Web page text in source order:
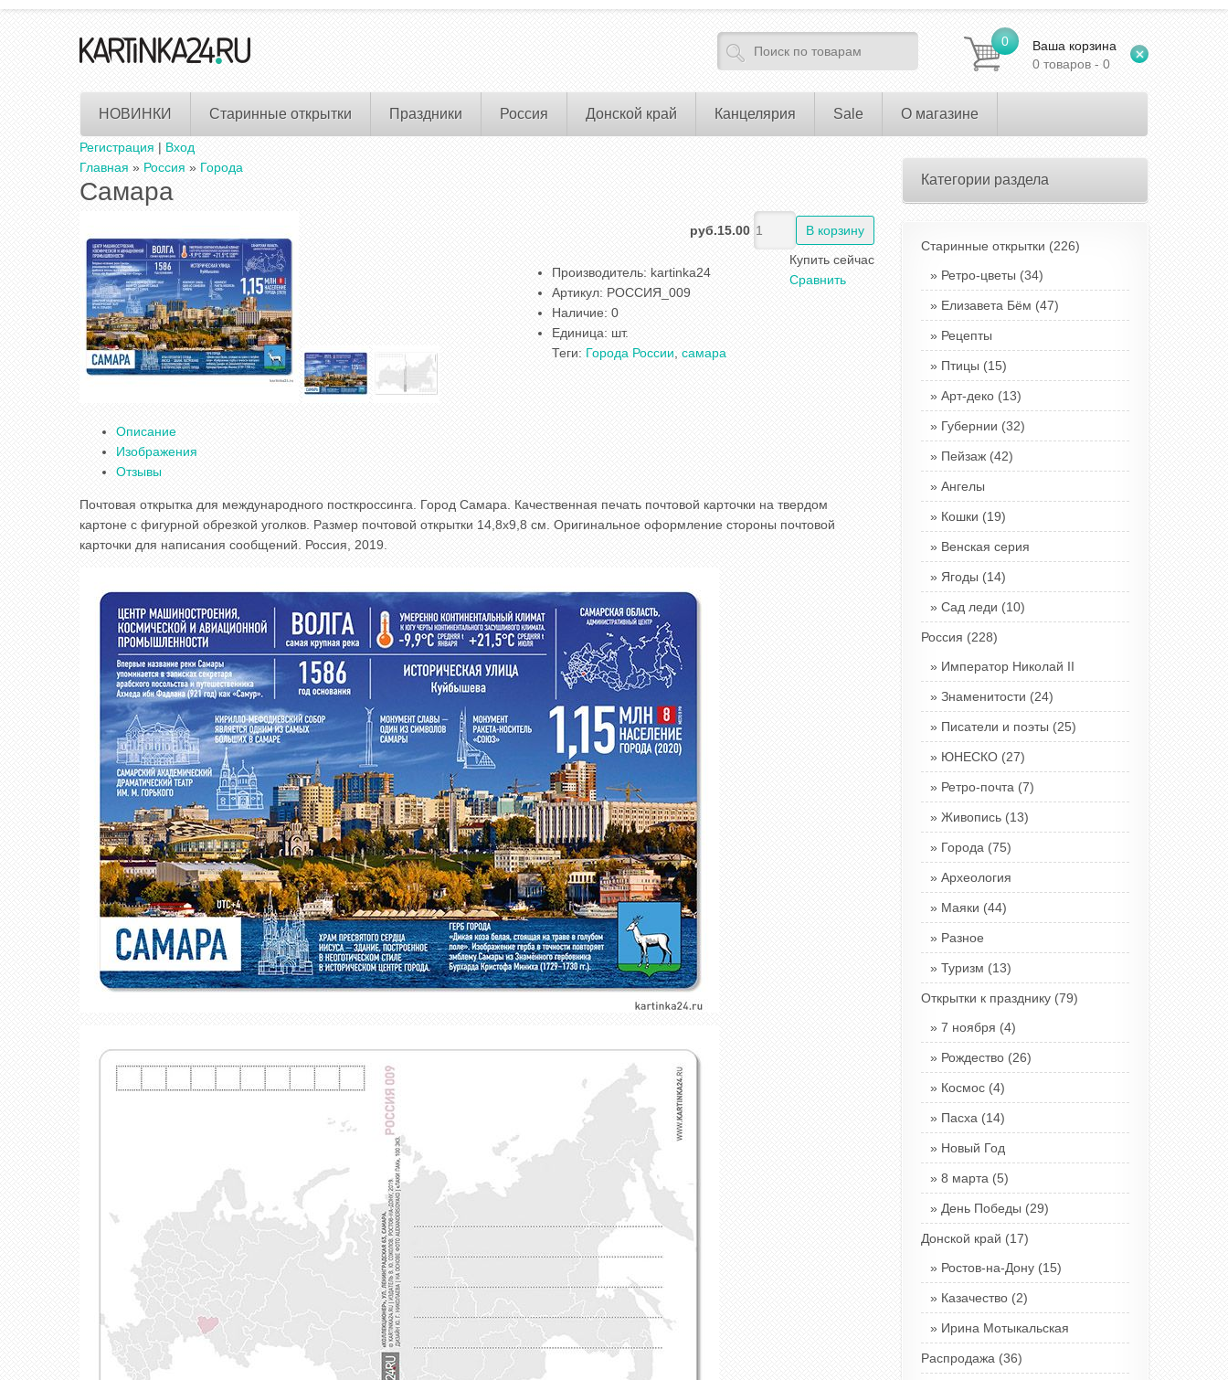
0
Ваша корзина
0 товаров - 0
НОВИНКИ Старинные открытки Праздники Россия Донской край Канцелярия Sale О магазине
Регистрация | Вход
Главная » Россия » Города
Самара
руб.15.00
Производитель: kartinka24
Артикул: РОССИЯ_009
Наличие: 0
Единица: шт.
Теги: Города России самара
Купить сейчас
Сравнить
Описание
Изображения
Отзывы
Почтовая открытка для международного посткроссинга. Город Самара. Качественная печать почтовой карточки на твердом
картоне с фигурной обрезкой уголков. Размер почтовой открытки 14,8x9,8 см. Оригинальное оформление стороны почтовой
карточки для написания сообщений. Россия, 2019.
Категории раздела
Старинные открытки (226)
Ретро-цветы (34)
Елизавета Бём (47)
Рецепты
Птицы (15)
Арт-деко (13)
Губернии (32)
Пейзаж (42)
Ангелы
Кошки (19)
Венская серия
Ягоды (14)
Сад леди (10)
Россия (228)
Император Николай II
Знаменитости (24)
Писатели и поэты (25)
ЮНЕСКО (27)
Ретро-почта (7)
Живопись (13)
Города (75)
Археология
Маяки (44)
Разное
Туризм (13)
Открытки к празднику (79)
7 ноября (4)
Рождество (26)
Космос (4)
Пасха (14)
Новый Год
8 марта (5)
День Победы (29)
Донской край (17)
Ростов-на-Дону (15)
Казачество (2)
Ирина Мотыкальская
Распродажа (36)